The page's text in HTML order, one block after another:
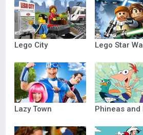
Lego City Lego Star
Lazy Town Phineas and